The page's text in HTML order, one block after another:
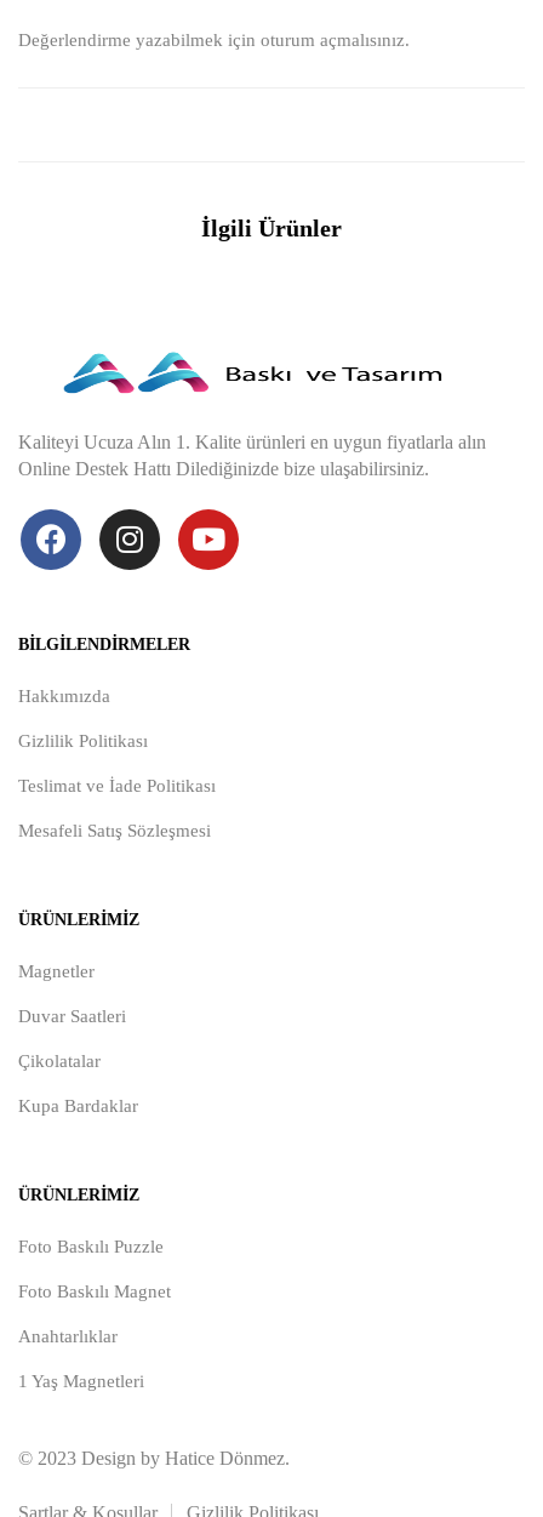
Değerlendirme yazabilmek için oturum açmalısınız.
İlgili Ürünler
Kaliteyi Ucuza Alın 1. Kalite ürünleri en uygun fiyatlarla alın
Online Destek Hattı Dilediğinizde bize ulaşabilirsiniz.
BILGILENDIRMELER
Hakkımızda
Gizlilik Politikası
Teslimat ve İade Politikası
Mesafeli Satış Sözleşmesi
ÜRÜNLERIMIZ
Magnetler
Duvar Saatleri
Çikolatalar
Kupa Bardaklar
ÜRÜNLERIMIZ
Foto Baskılı Puzzle
Foto Baskılı Magnet
Anahtarlıklar
1 Yaş Magnetleri
© 2023 Design by Hatice Dönmez.
Şartlar & Koşullar Gizlilik Politikası